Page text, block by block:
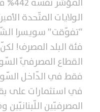
“تفوّقت” سويسرا
فئة البلد المصرف!
القطاع المصرفيّ
فقط في الدّاخل
في استثمارات على